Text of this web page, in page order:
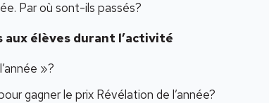
Par où sont-ils passés?
élèves durant l’activité
»?
gagner le prix Révélation de l’année?